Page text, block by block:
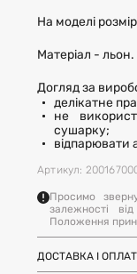
На моделі
Матеріал -
Догляд за
делікатне
не
сушарку;
відпарювати
Артикул:
Просимо
залежності
Положення
ДОСТАВКА І